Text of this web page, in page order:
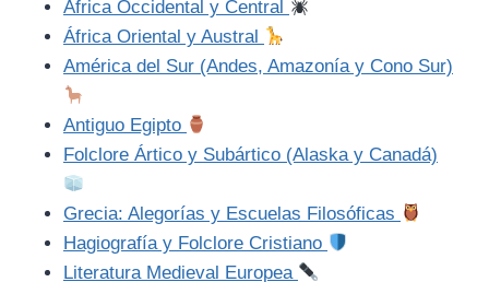
África Occidental y Central
África Oriental y Austral
América del Sur (Andes, Amazonía y Cono Sur)
Antiguo Egipto
Folclore Ártico y Subártico (Alaska y Canadá)
Grecia: Alegorías y Escuelas Filosóficas
Hagiografía y Folclore Cristiano
Literatura Medieval Europea